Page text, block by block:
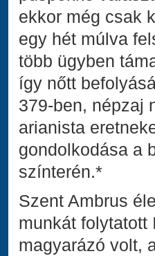
ekkor még csak
egy hét múlva
több ügyben
így nőtt
379-ben, népzaj
arianista
gondolkodása a
színterén.*
Szent Ambrus
munkát folytatott
magyarázó volt,